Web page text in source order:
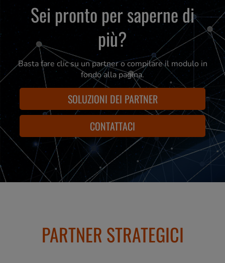
Sei pronto per saperne di
più?
Basta fare clic su un partner o compilare il modulo in
fondo alla pagina.
SOLUZIONI DEI PARTNER
CONTATTACI
PARTNER STRATEGICI